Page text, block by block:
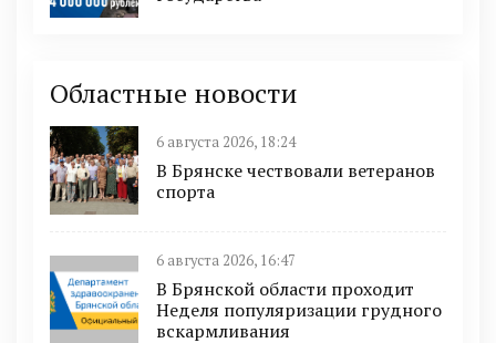
Областные новости
6 августа 2026, 18:24
В Брянске чествовали ветеранов
спорта
6 августа 2026, 16:47
В Брянской области проходит
Неделя популяризации грудного
вскармливания